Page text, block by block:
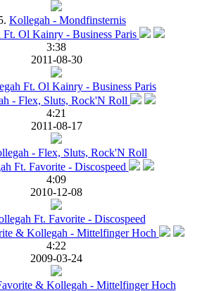
Kollegah - Mondfinsternis
3:38
2011-08-30
Ft. Ol Kainry - Business Paris
4:21
2011-08-17
- Flex, Sluts, Rock'N Roll
4:09
2010-12-08
Ft. Favorite - Discospeed
4:22
2009-03-24
& Kollegah - Mittelfinger Hoch